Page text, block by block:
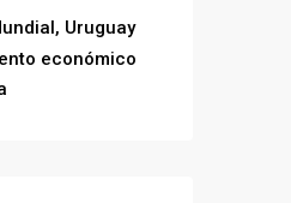
Uruguay
económico